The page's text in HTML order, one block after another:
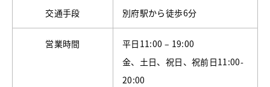
交通手段 別府駅から徒歩6分
営業時間
平日11:00 – 19:00
金、土日、祝日、祝前日11:00-
20:00